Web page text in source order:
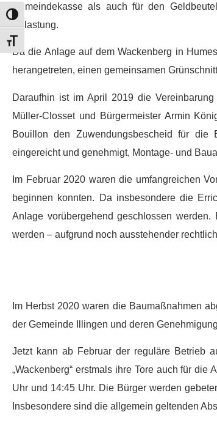
Umschalten auf hohe Kontraste
Schrift vergrößern
Gemeindekasse als auch für den
Belastung.
Da die Anlage auf dem Wackenberg in
herangetreten, einen gemeinsamen
Daraufhin ist im April 2019 die
Müller-Closset und Bürgermeister Armin
Bouillon den Zuwendungsbescheid für die
eingereicht und genehmigt, Montage- und
Im Februar 2020 waren die umfangreichen
beginnen konnten. Da insbesondere die
Anlage vorübergehend geschlossen
werden – aufgrund noch ausstehender
Im Herbst 2020 waren die Baumaßnahmen
der Gemeinde Illingen und deren
Jetzt kann ab Februar der reguläre Betrieb
„Wackenberg“ erstmals ihre Tore auch für
Uhr und 14:45 Uhr. Die Bürger werden
Insbesondere sind die allgemein geltenden